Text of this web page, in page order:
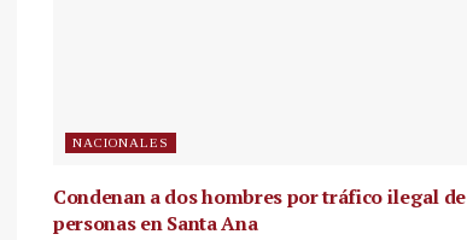
NACIONALES
Condenan a dos hombres por tráfico ilegal de
personas en Santa Ana